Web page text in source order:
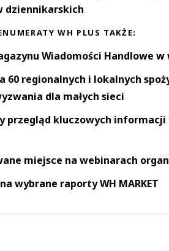
dziennikarskich
WH PLUS TAKŻE:
Wiadomości Handlowe
60 regionalnych i lokalnych
dla małych sieci
przegląd kluczowych
miejsce na webinarach
wybrane raporty WH MARKET